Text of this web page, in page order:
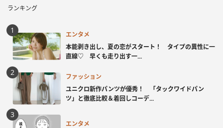
ランキング
エンタメ
本能剥き出し、夏の恋がスタート！ タイプの異性に一
直線♡ 早くも走り出す一...
ファッション
ユニクロ新作パンツが優秀！ 「タックワイドパン
ツ」と徹底比較＆着回しコーデ...
エンタメ